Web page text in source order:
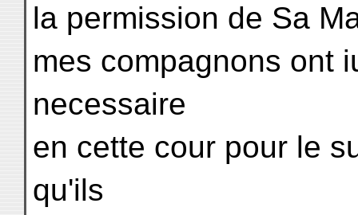
la permission de Sa
mes compagnons ont
necessaire
en cette cour pour le
qu'ils